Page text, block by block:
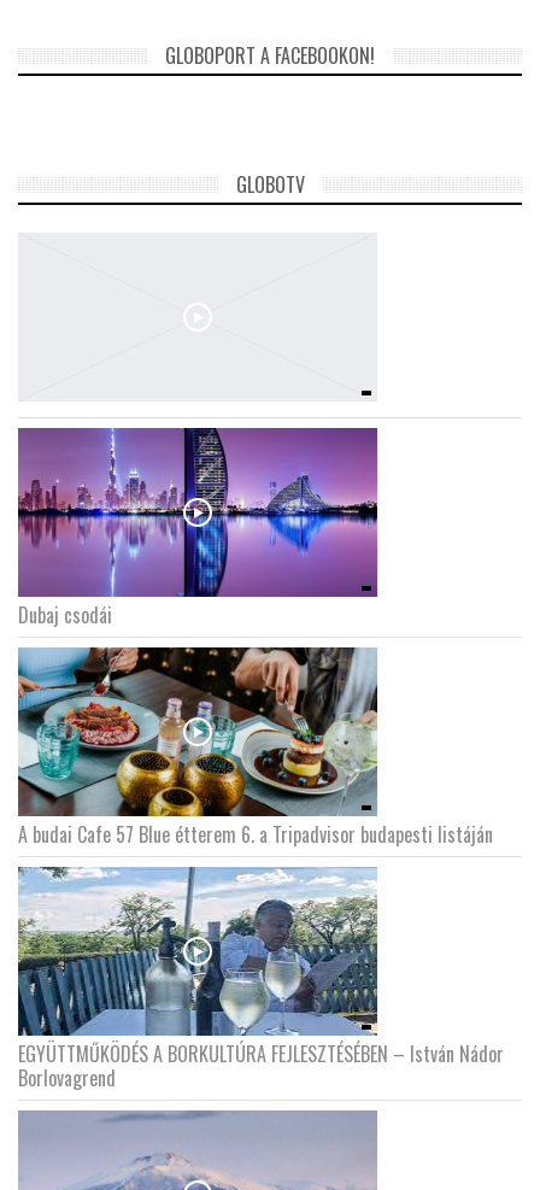
GLOBOPORT A FACEBOOKON!
GLOBOTV
Dubaj csodái
A budai Cafe 57 Blue étterem 6. a Tripadvisor budapesti listáján
EGYÜTTMŰKÖDÉS A BORKULTÚRA FEJLESZTÉSÉBEN – István Nádor
Borlovagrend